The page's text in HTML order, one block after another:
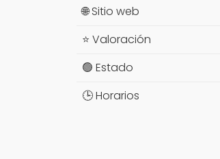
🌐 Sitio web
⭐ Valoración
🟢 Estado
🕒 Horarios